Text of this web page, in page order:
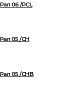
06 /PCL
05 /CH
05 /CHB